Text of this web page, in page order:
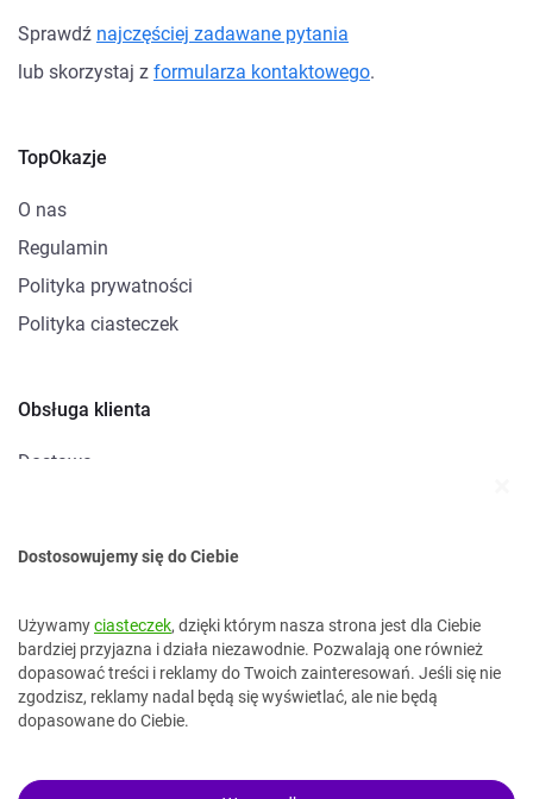
Sprawdź najczęściej zadawane pytania
lub skorzystaj z formularza kontaktowego.
TopOkazje
O nas
Regulamin
Polityka prywatności
Polityka ciasteczek
Obsługa klienta
Dostawa
Kontakt
kontakt@topokazje.pl
34 37 38 499
Dostosowujemy się do Ciebie
Używamyciasteczek, dzięki którym nasza strona jest dla Ciebie
bardziej przyjazna i działa niezawodnie. Pozwalają one również
dopasować treści i reklamy do Twoich zainteresowań. Jeśli się nie
zgodzisz, reklamy nadal będą się wyświetlać, ale nie będą
dopasowane do Ciebie.